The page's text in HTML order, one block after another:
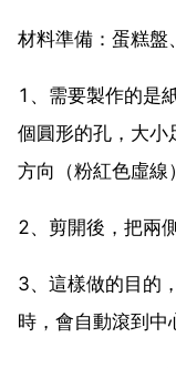
材料準備：蛋糕盤
1、需要製作的是
個圓形的孔，大小
方向（粉紅色虛線
2、剪開後，把兩
3、這樣做的目的
時，會自動滾到中